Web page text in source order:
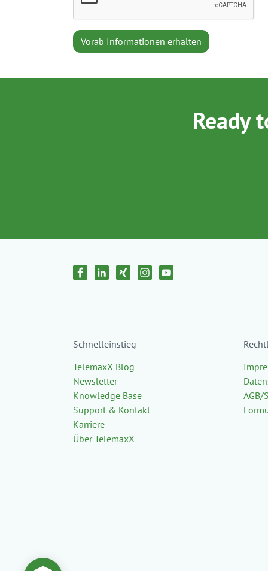
Vorab Informationen erhalten
Ready
Schnelleinstieg
TelemaxX Blog
Newsletter
Knowledge Base
Support & Kontakt
Karriere
Über TelemaxX
AGB/